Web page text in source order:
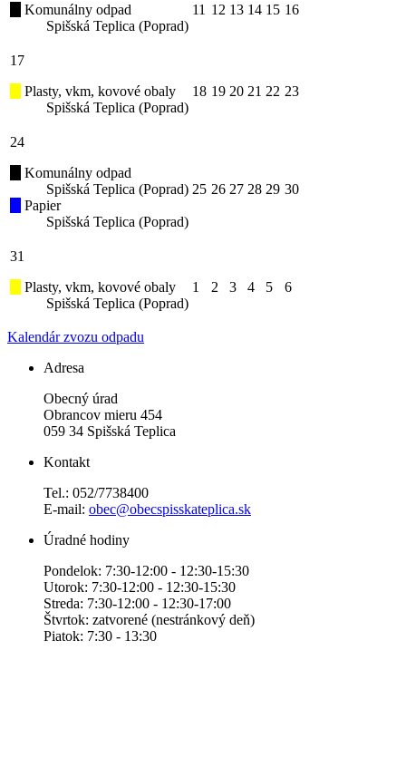
Komunálny odpad
Spišská Teplica (Poprad)
11 12 13 14 15 16
17
Plasty, vkm, kovové obaly
Spišská Teplica (Poprad)
18 19 20 21 22 23
24
Komunálny odpad
Spišská Teplica (Poprad)
Papier
Spišská Teplica (Poprad)
25 26 27 28 29 30
31
Plasty, vkm, kovové obaly
Spišská Teplica (Poprad)
1 2 3 4 5 6
Kalendár zvozu odpadu
Adresa
Obecný úrad
Obrancov mieru 454
059 34 Spišská Teplica
Kontakt
Tel.: 052/7738400
E-mail: obec@obecspisskateplica.sk
Úradné hodiny
Pondelok: 7:30-12:00 - 12:30-15:30
Utorok: 7:30-12:00 - 12:30-15:30
Streda: 7:30-12:00 - 12:30-17:00
Štvrtok: zatvorené (nestránkový deň)
Piatok: 7:30 - 13:30